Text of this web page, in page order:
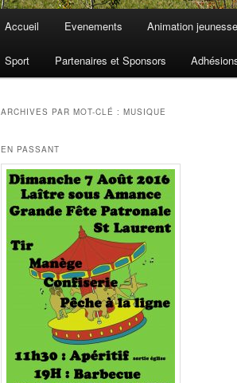
Accueil Evenements Animation jeunesse
Sport Partenaires et Sponsors
ARCHIVES PAR MOT-CLÉ : MUSIQUE
EN PASSANT